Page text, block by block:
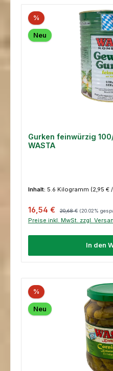
%
Neu
Gurken feinwürzig
WASTA
Inhalt: 5.6 Kilogramm (2,95 €
Verkaufspreis:
16,54 € 20,68 € (20.02%
Preise inkl. MwSt. zzgl.
In den
%
Neu